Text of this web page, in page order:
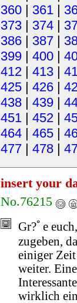
360 | 361 |
373 | 374 |
386 | 387 |
399 | 400 |
412 | 413 |
425 | 426 |
438 | 439 |
451 | 452 |
464 | 465 |
477 | 478 |
insert your
No.76215
Gr?ﾟe
zugeben,
einiger
weiter.
wirklich